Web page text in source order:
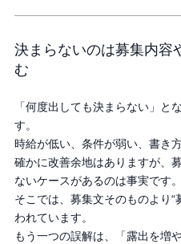
決まらないのは募集内容
む
「何度出しても決まらない」と
す。
時給が低い、条件が弱い、書き
確かに改善余地はありますが、
ないケースがあるのは事実です。
そこでは、募集文そのものより“
われています。
もう一つの誤解は、「露出を増